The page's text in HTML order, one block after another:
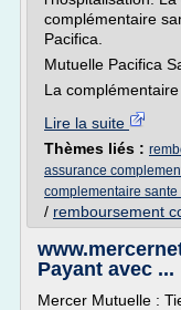
complémentaire
Pacifica.
Mutuelle Pacifica
La
Lire la suite
Thèmes liés :
assurance
complementaire sante
/ remboursement
Payant avec ...
Mercer Mutuelle :